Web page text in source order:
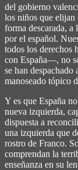
del gobierno
los niños que elijan
forma descarada, a
por el español.
todos los derechos
con España―, no
se han despachado
manoseado tópico
Y es que España
nueva izquierda,
dispuesta a
una izquierda que
rostro de Franco.
comprendan la
enseñanza en su